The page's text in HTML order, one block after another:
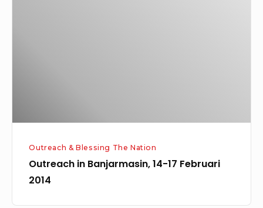
Outreach & Blessing The Nation
Outreach in Banjarmasin, 14-17 Februari
2014